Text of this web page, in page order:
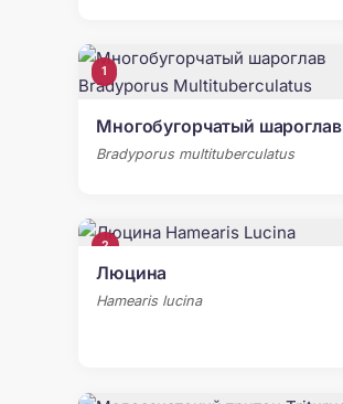
1
Многобугорчатый шароглав
Bradyporus multituberculatus
2
Люцина
Hamearis lucina